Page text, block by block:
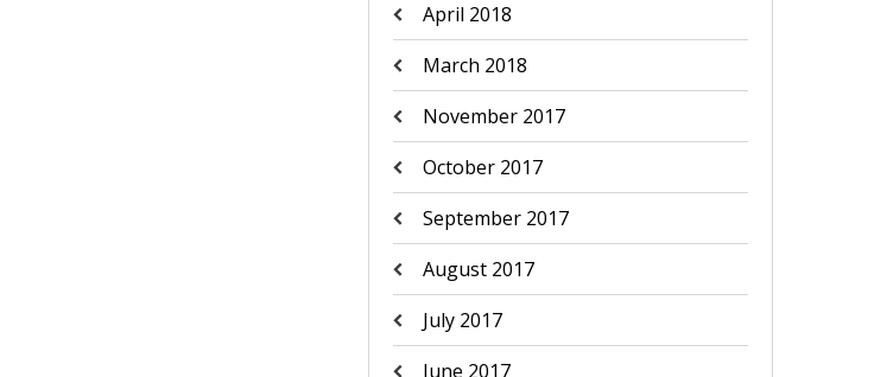
April 2018
March 2018
November 2017
October 2017
September 2017
August 2017
July 2017
June 2017